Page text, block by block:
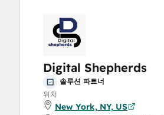
Digital Shepherds
솔루션 파트너
위치
New York, NY, US